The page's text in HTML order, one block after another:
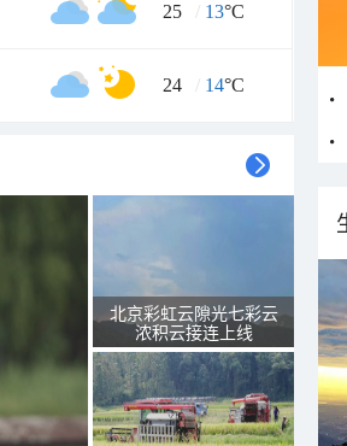
25 / 13°C
24 / 14°C
北京彩虹云隙光七彩云
浓积云接连上线